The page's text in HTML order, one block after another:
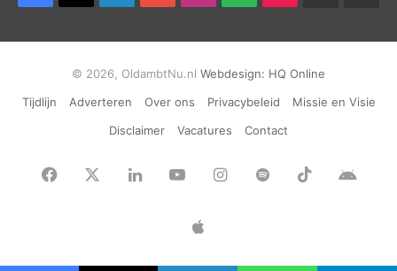
© 2026, OldambtNu.nl Webdesign: HQ Online
Tijdlijn
Adverteren Over ons Privacybeleid
Missie en Visie
Disclaimer
Vacatures Contact
Facebook LinkedInYouTubeInstagram
Spotify TikTok